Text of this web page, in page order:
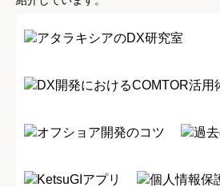
アタラキシアのDX研究室
DX開発におけるCOMTOR活用
オフショア開発のコツ 過
KetsuGIアプリ 個人情報保